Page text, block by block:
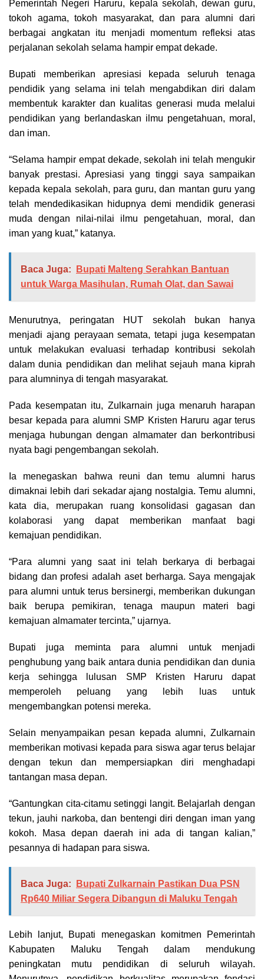
Pemerintah Negeri Haruru, kepala sekolah, dewan guru,
tokoh agama, tokoh masyarakat, dan para alumni dari
berbagai angkatan itu menjadi momentum refleksi atas
perjalanan sekolah selama hampir empat dekade.
Bupati memberikan apresiasi kepada seluruh tenaga
pendidik yang selama ini telah mengabdikan diri dalam
membentuk karakter dan kualitas generasi muda melalui
pendidikan yang berlandaskan ilmu pengetahuan, moral,
dan iman.
“Selama hampir empat dekade, sekolah ini telah mengukir
banyak prestasi. Apresiasi yang tinggi saya sampaikan
kepada kepala sekolah, para guru, dan mantan guru yang
telah mendedikasikan hidupnya demi mendidik generasi
muda dengan nilai-nilai ilmu pengetahuan, moral, dan
iman yang kuat,” katanya.
Baca Juga:
Bupati Malteng Serahkan Bantuan
untuk Warga Masihulan, Rumah Olat, dan Sawai
Menurutnya, peringatan HUT sekolah bukan hanya
menjadi ajang perayaan semata, tetapi juga kesempatan
untuk melakukan evaluasi terhadap kontribusi sekolah
dalam dunia pendidikan dan melihat sejauh mana kiprah
para alumninya di tengah masyarakat.
Pada kesempatan itu, Zulkarnain juga menaruh harapan
besar kepada para alumni SMP Kristen Haruru agar terus
menjaga hubungan dengan almamater dan berkontribusi
nyata bagi pengembangan sekolah.
Ia menegaskan bahwa reuni dan temu alumni harus
dimaknai lebih dari sekadar ajang nostalgia. Temu alumni,
kata dia, merupakan ruang konsolidasi gagasan dan
kolaborasi yang dapat memberikan manfaat bagi
kemajuan pendidikan.
“Para alumni yang saat ini telah berkarya di berbagai
bidang dan profesi adalah aset berharga. Saya mengajak
para alumni untuk terus bersinergi, memberikan dukungan
baik berupa pemikiran, tenaga maupun materi bagi
kemajuan almamater tercinta,” ujarnya.
Bupati juga meminta para alumni untuk menjadi
penghubung yang baik antara dunia pendidikan dan dunia
kerja sehingga lulusan SMP Kristen Haruru dapat
memperoleh peluang yang lebih luas untuk
mengembangkan potensi mereka.
Selain menyampaikan pesan kepada alumni, Zulkarnain
memberikan motivasi kepada para siswa agar terus belajar
dengan tekun dan mempersiapkan diri menghadapi
tantangan masa depan.
“Gantungkan cita-citamu setinggi langit. Belajarlah dengan
tekun, jauhi narkoba, dan bentengi diri dengan iman yang
kokoh. Masa depan daerah ini ada di tangan kalian,”
pesannya di hadapan para siswa.
Baca Juga:
Bupati Zulkarnain Pastikan Dua PSN
Rp640 Miliar Segera Dibangun di Maluku Tengah
Lebih lanjut, Bupati menegaskan komitmen Pemerintah
Kabupaten Maluku Tengah dalam mendukung
peningkatan mutu pendidikan di seluruh wilayah.